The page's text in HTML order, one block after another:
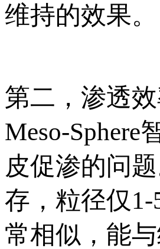
维持的效果。
第二，渗透
Meso-
皮促渗的问
存，粒径仅
常相似，能